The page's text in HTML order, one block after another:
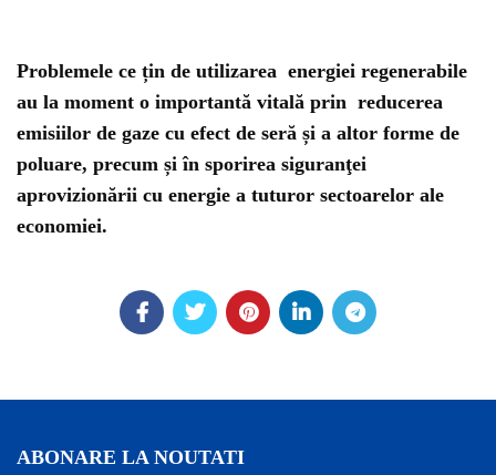
Problemele ce țin de utilizarea energiei regenerabile
au la moment o importantă vitală prin reducerea
emisiilor de gaze cu efect de seră și a altor forme de
poluare, precum și în sporirea siguranţei
aprovizionării cu energie a tuturor sectoarelor ale
economiei.
ABONARE LA NOUTATI